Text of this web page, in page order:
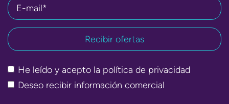
E-mail*
He leído y acepto la política de privacidad
Deseo recibir información comercial